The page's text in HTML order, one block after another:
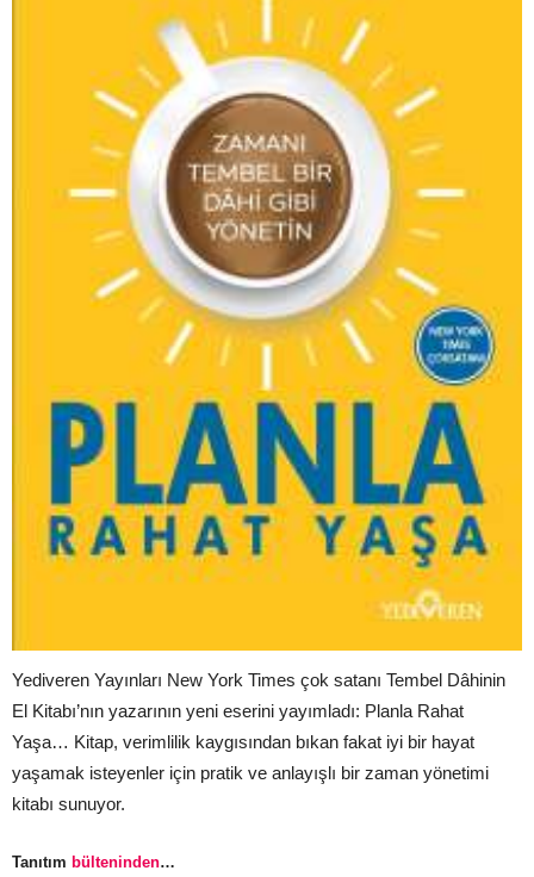
Yediveren Yayınları New York Times çok satanı Tembel Dâhinin
El Kitabı’nın yazarının yeni eserini yayımladı: Planla Rahat
Yaşa… Kitap, verimlilik kaygısından bıkan fakat iyi bir hayat
yaşamak isteyenler için pratik ve anlayışlı bir zaman yönetimi
kitabı sunuyor.
Tanıtım bülteninden…